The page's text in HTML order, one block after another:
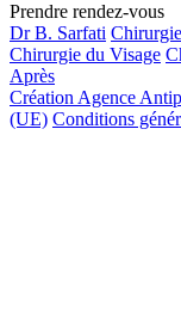
Prendre rendez-vous
Dr B. Sarfati
Chirurgie du Visage
Après
Création Agence
(UE) Conditions